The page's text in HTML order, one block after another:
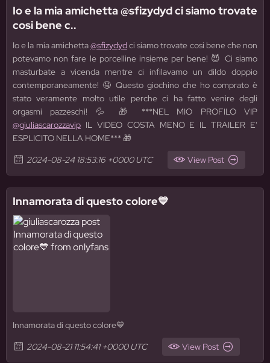
Io e la mia amichetta @sfizydyd ci siamo trovate
cosi bene c..
Io e la mia amichetta@sfizydydci siamo trovate cosi bene che non
potevamo non fare le porcelline insieme per bene! 😈 Ci siamo
masturbate a vicenda mentre ci infilavamo un dildo doppio
contemporaneamente! 🤤 Questo giochino che ho comprato è
stato veramente molto utile perche ci ha fatto venire degli
orgasmi pazzeschi! 💦 🎁 ***NEL MIO PROFILO VIP
@giuliascarozzavip IL VIDEO COSTA MENO E IL TRAILER E'
ESPLICITO NELLA HOME*** 🎁
2024-08-24 18:53:16 +0000 UTC
View Post
Innamorata di questo colore💙
Innamorata di questo colore💙
2024-08-21 11:54:41 +0000 UTC
View Post